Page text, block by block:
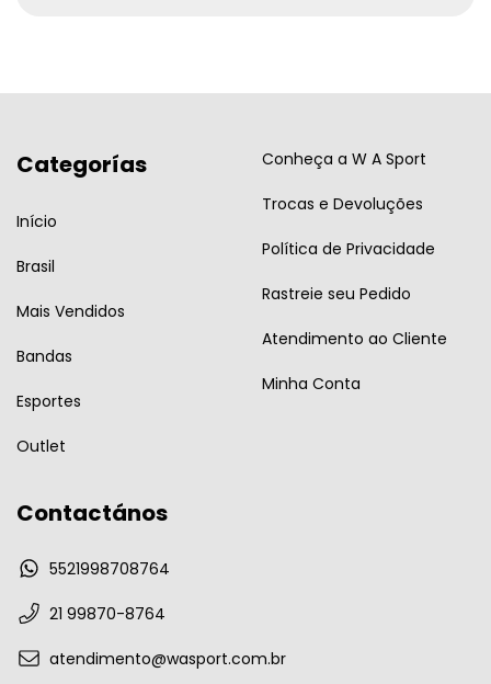
Categorías
Início
Brasil
Mais Vendidos
Bandas
Esportes
Outlet
Conheça a W A Sport
Trocas e Devoluções
Política de Privacidade
Rastreie seu Pedido
Atendimento ao Cliente
Minha Conta
Contactános
5521998708764
21 99870-8764
atendimento@wasport.com.br